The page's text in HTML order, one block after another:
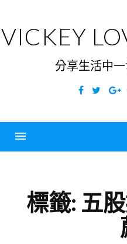
content
VICKEY
分享生活中
Facebook
Twitter
標籤: 五